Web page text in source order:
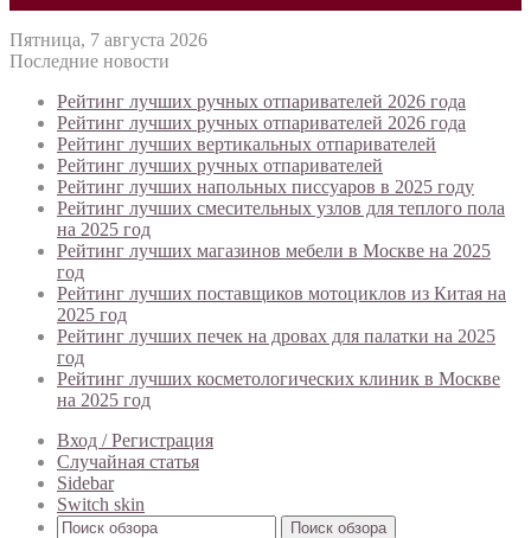
Пятница, 7 августа 2026
Последние новости
Рейтинг лучших ручных отпаривателей 2026 года
Рейтинг лучших ручных отпаривателей 2026 года
Рейтинг лучших вертикальных отпаривателей
Рейтинг лучших ручных отпаривателей
Рейтинг лучших напольных писсуаров в 2025 году
Рейтинг лучших смесительных узлов для теплого пола
на 2025 год
Рейтинг лучших магазинов мебели в Москве на 2025
год
Рейтинг лучших поставщиков мотоциклов из Китая на
2025 год
Рейтинг лучших печек на дровах для палатки на 2025
год
Рейтинг лучших косметологических клиник в Москве
на 2025 год
Вход / Регистрация
Случайная статья
Sidebar
Switch skin
Поиск обзора